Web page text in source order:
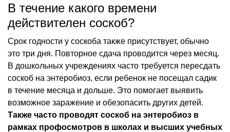
В течение какого времени
действителен соскоб?
Срок годности у соскоба также присутствует, обычно
это три дня. Повторное сдача проводится через месяц.
В дошкольных учреждениях часто требуется пересдать
соскоб на энтеробиоз, если ребенок не посещал садик
в течение месяца и дольше. Это помогает выявить
возможное заражение и обезопасить других детей.
Также часто проводят соскоб на энтеробиоз в
рамках профосмотров в школах и высших учебных